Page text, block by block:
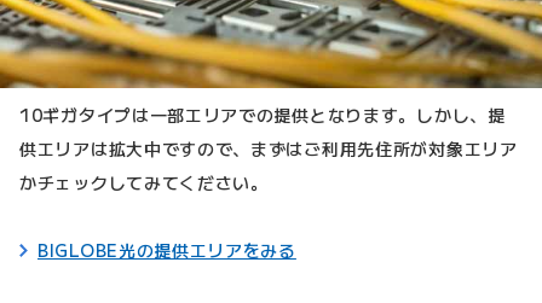
10ギガタイプは一部エリアでの提供となります。しかし、提
供エリアは拡大中ですので、まずはご利用先住所が対象エリア
かチェックしてみてください。
BIGLOBE光の提供エリアをみる